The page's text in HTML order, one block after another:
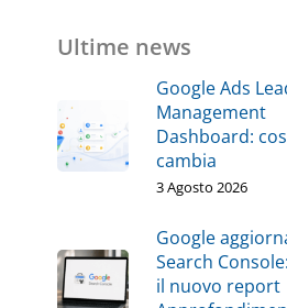
Ultime news
Google Ads
Management
Dashboard:
cambia
3 Agosto 2026
Google
Search
il nuovo report